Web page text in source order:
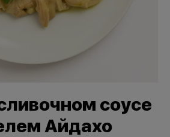
соусе
Айдахо